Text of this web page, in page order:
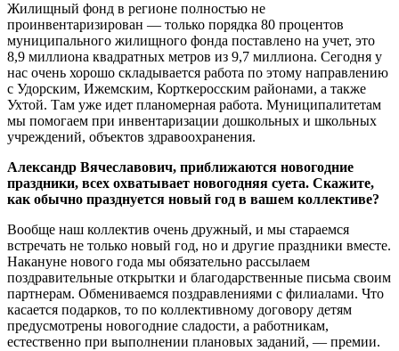
Жилищный фонд в регионе полностью не
проинвентаризирован — только порядка 80 процентов
муниципального жилищного фонда поставлено на учет, это
8,9 миллиона квадратных метров из 9,7 миллиона. Сегодня у
нас очень хорошо складывается работа по этому направлению
с Удорским, Ижемским, Корткеросским районами, а также
Ухтой. Там уже идет планомерная работа. Муниципалитетам
мы помогаем при инвентаризации дошкольных и школьных
учреждений, объектов здравоохранения.
Александр Вячеславович, приближаются новогодние
праздники, всех охватывает новогодняя суета. Скажите,
как обычно празднуется новый год в вашем коллективе?
Вообще наш коллектив очень дружный, и мы стараемся
встречать не только новый год, но и другие праздники вместе.
Накануне нового года мы обязательно рассылаем
поздравительные открытки и благодарственные письма своим
партнерам. Обмениваемся поздравлениями с филиалами. Что
касается подарков, то по коллективному договору детям
предусмотрены новогодние сладости, а работникам,
естественно при выполнении плановых заданий, — премии.